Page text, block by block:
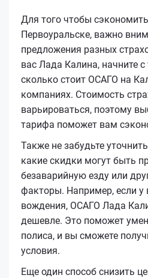
Для того чтобы
Первоуральске, важно
предложения разных
вас Лада Калина, начните с
сколько стоит ОСАГО на
компаниях. Стоимость
варьироваться, поэтому
тарифа поможет вам
Также не забудьте
какие скидки могут быть
безаварийную езду или
факторы. Например, если у
вождения, ОСАГО Лада
дешевле. Это поможет
полиса, и вы сможете
условия.
Еще один способ снизить